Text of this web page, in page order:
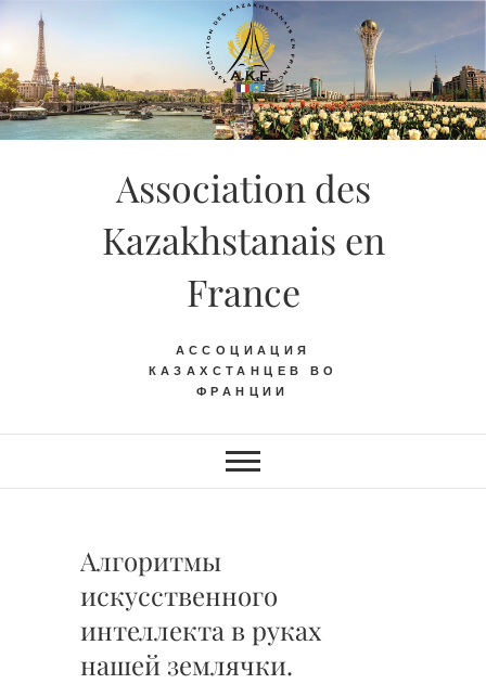
Skip
content
Association des
Kazakhstanais en
France
АССОЦИАЦИЯ
КАЗАХСТАНЦЕВ ВО
ФРАНЦИИ
Алгоритмы
искусственного
интеллекта в руках
нашей землячки.